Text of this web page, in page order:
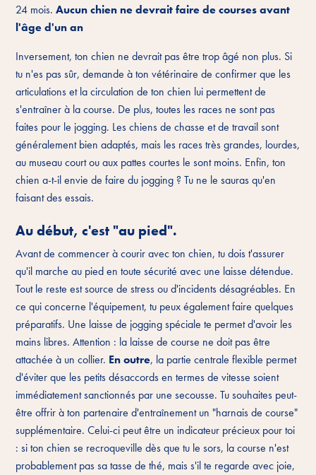
24 mois.Aucun chien ne devrait faire de courses avant
l'âge d'un an
Inversement, ton chien ne devrait pas être trop âgé non plus. Si
tu n'es pas sûr, demande à ton vétérinaire de confirmer que les
articulations et la circulation de ton chien lui permettent de
s'entraîner à la course. De plus, toutes les races ne sont pas
faites pour le jogging. Les chiens de chasse et de travail sont
généralement bien adaptés, mais les races très grandes, lourdes,
au museau court ou aux pattes courtes le sont moins. Enfin, ton
chien a-t-il envie de faire du jogging ? Tu ne le sauras qu'en
faisant des essais.
Au début, c'est "au pied".
Avant de commencer à courir avec ton chien, tu dois t'assurer
qu'il marche au pied en toute sécurité avec une laisse détendue.
Tout le reste est source de stress ou d'incidents désagréables. En
ce qui concerne l'équipement, tu peux également faire quelques
préparatifs. Une laisse de jogging spéciale te permet d'avoir les
mains libres. Attention : la laisse de course ne doit pas être
attachée à un collier. En outre, la partie centrale flexible permet
d'éviter que les petits désaccords en termes de vitesse soient
immédiatement sanctionnés par une secousse. Tu souhaites peut-
être offrir à ton partenaire d'entraînement un "harnais de course"
supplémentaire. Celui-ci peut être un indicateur précieux pour toi
: si ton chien se recroqueville dès que tu le sors, la course n'est
probablement pas sa tasse de thé, mais s'il te regarde avec joie,